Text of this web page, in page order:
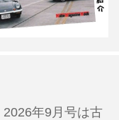
2026年9月号は古